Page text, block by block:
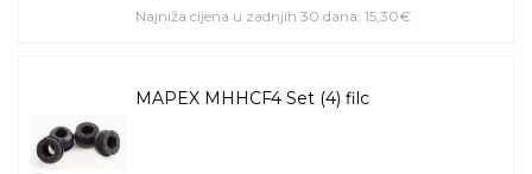
Najniža cijena u zadnjih 30 dana: 15,30€
MAPEX MHHCF4 Set (4) filc